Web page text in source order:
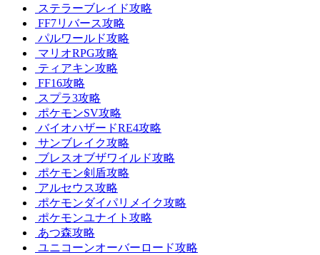
ステラーブレイド攻略
FF7リバース攻略
パルワールド攻略
マリオRPG攻略
ティアキン攻略
FF16攻略
スプラ3攻略
ポケモンSV攻略
バイオハザードRE4攻略
サンブレイク攻略
ブレスオブザワイルド攻略
ポケモン剣盾攻略
アルセウス攻略
ポケモンダイパリメイク攻略
ポケモンユナイト攻略
あつ森攻略
ユニコーンオーバーロード攻略